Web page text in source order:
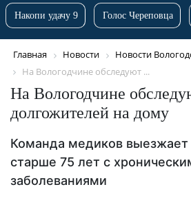
Накопи удачу 9 Голос Череповца
Главная Новости
Новости
На Вологодчине обследуют ...
На Вологодчине
долгожителей на дому
Команда медиков выезжает
старше 75 лет с
заболеваниями